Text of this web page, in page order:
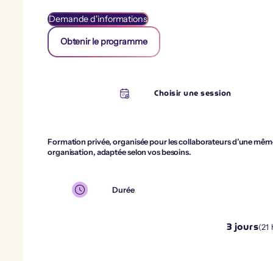
Demande d'informations
Obtenir le programme
Choisir une session
Formation privée, organisée pour les collaborateurs d’une
organisation, adaptée selon vos besoins.
Durée
3jours(21